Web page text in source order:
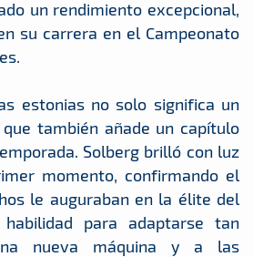
un rendimiento excepcional,
su carrera en el Campeonato
estonias no solo significa un
también añade un capítulo
Solberg brilló con luz
momento, confirmando el
le auguraban en la élite del
para adaptarse tan
nueva máquina y a las